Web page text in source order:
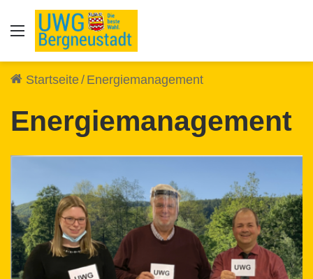
Auswahl
Startseite/ Energiemanagement
Energiemanagement